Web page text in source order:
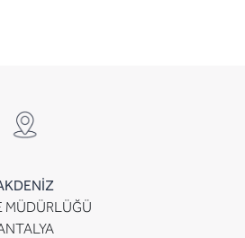
MÜDÜRLÜĞÜ